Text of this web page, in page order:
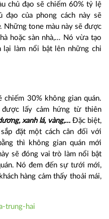
chủ đạo sẽ chiếm 60% tỷ lệ
đạo của phong cách này sẽ
. Những tone màu này sẽ được
hoặc sàn nhà,… Nó vừa tạo
lại làm nổi bật lên những chi
30% không gian quán.
lấy cảm hứng từ thiên
xanh lá, vàng,…Đặc biệt,
đặt một cách cân đối với
thì không gian quán mới
sẽ đóng vai trò làm nổi bật
Nó đem đến sự tưới mới,
hàng cảm thấy thoải mái,